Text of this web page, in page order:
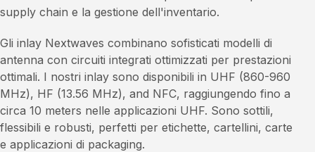
supply chain e la gestione dell'inventario.
Gli inlay Nextwaves combinano sofisticati modelli di
antenna con circuiti integrati ottimizzati per prestazioni
ottimali. I nostri inlay sono disponibili in UHF (860-960
MHz), HF (13.56 MHz), and NFC, raggiungendo fino a
circa 10 meters nelle applicazioni UHF. Sono sottili,
flessibili e robusti, perfetti per etichette, cartellini, carte
e applicazioni di packaging.